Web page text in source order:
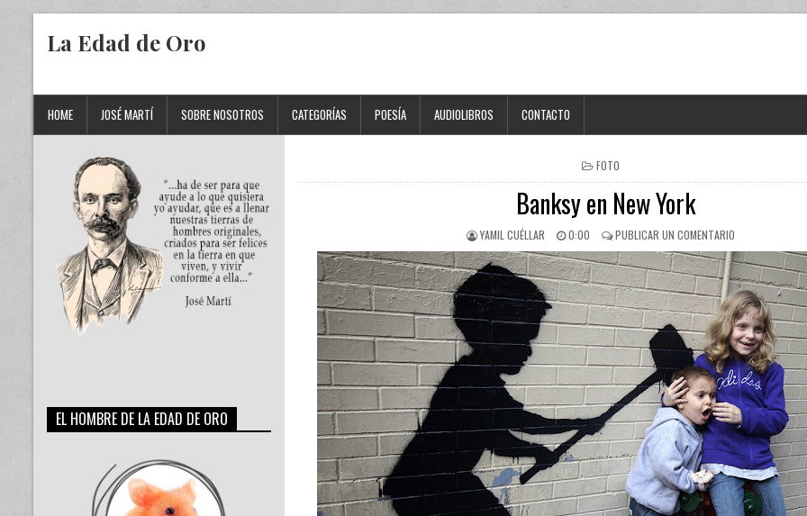
La Edad de Oro
HOME JOSÉ MARTÍ SOBRE NOSOTROS CATEGORÍAS POESÍA AUDIOLIBROS CONTACTO
FOTO
Banksy en New York
YAMIL CUÉLLAR 0:00 PUBLICAR UN COMENTARIO
EL HOMBRE DE LA EDAD DE ORO